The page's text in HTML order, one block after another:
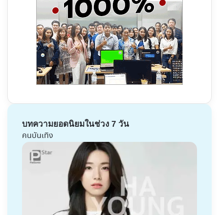
บทความยอดนิยมในช่วง 7 วัน
คนบันเทิง